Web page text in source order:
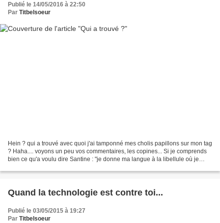
Publié le 14/05/2016 à 22:50
Par Titbelsoeur
Hein ? qui a trouvé avec quoi j'ai tamponné mes cholis papillons sur mon tag
? Haha.... voyons un peu vos commentaires, les copines... Si je comprends
bien ce qu'a voulu dire Santine : "je donne ma langue à la libellule où je
Quand la technologie est contre toi...
Publié le 03/05/2015 à 19:27
Par Titbelsoeur